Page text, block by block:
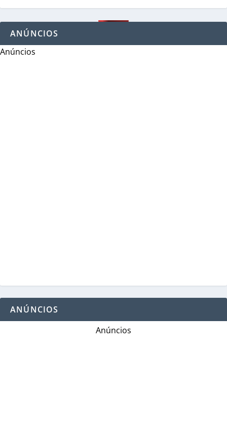
ANÚNCIOS
Anúncios
ANÚNCIOS
Anúncios